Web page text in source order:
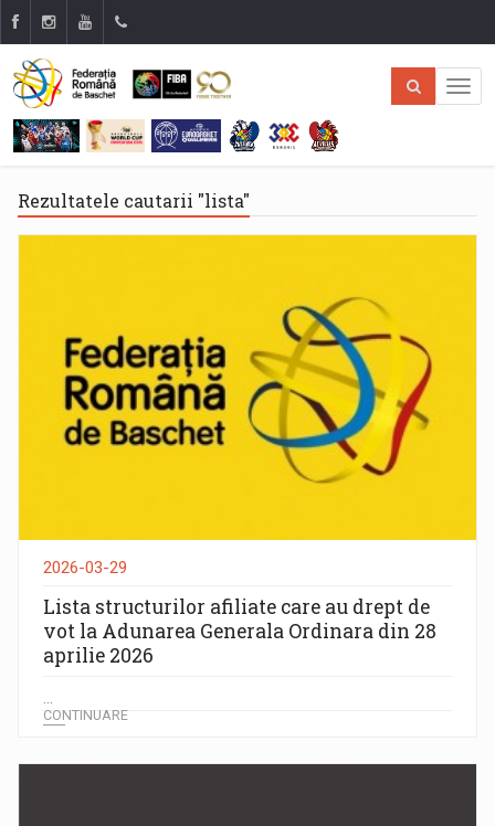
Rezultatele cautarii "lista"
2026-03-29
Lista structurilor afiliate care au drept de
vot la Adunarea Generala Ordinara din 28
aprilie 2026
CONTINUARE